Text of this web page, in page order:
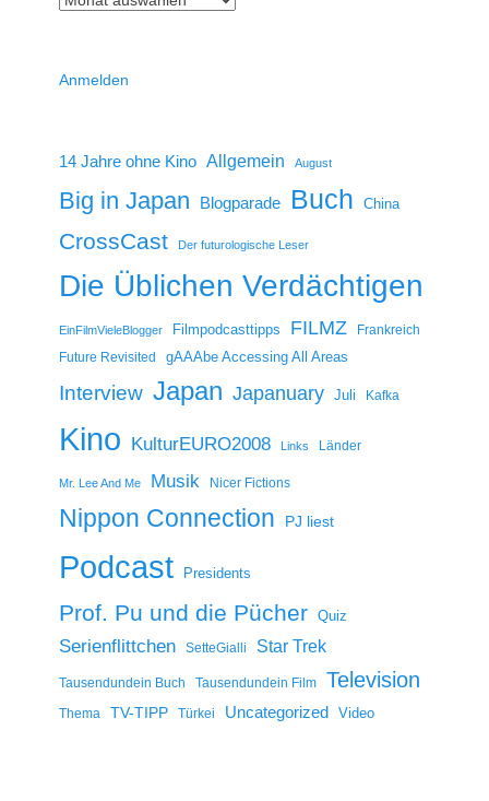
Anmelden
14 Jahre ohne Kino Allgemein August
Big in Japan Blogparade Buch China
CrossCast Der futurologische Leser
Die Üblichen Verdächtigen
EinFilmVieleBlogger Filmpodcasttipps FILMZ
Frankreich
Future Revisited
gAAAbe Accessing All Areas
Interview Japan Japanuary Juli Kafka
Kino KulturEURO2008 Links Länder
Mr. Lee And Me Musik Nicer Fictions
Nippon Connection PJ liest
Podcast Presidents
Prof. Pu und die Pücher Quiz
Serienflittchen SetteGialli Star Trek
Tausendundein Buch Tausendundein Film Television
Thema TV-TIPP Türkei Uncategorized Video